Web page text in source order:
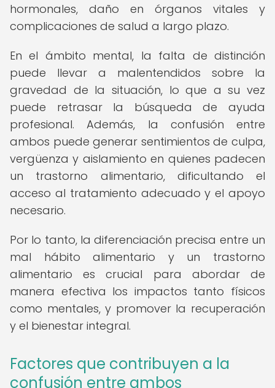
hormonales, daño en órganos vitales y
complicaciones de salud a largo plazo.
En el ámbito mental, la falta de distinción
puede llevar a malentendidos sobre la
gravedad de la situación, lo que a su vez
puede retrasar la búsqueda de ayuda
profesional. Además, la confusión entre
ambos puede generar sentimientos de culpa,
vergüenza y aislamiento en quienes padecen
un trastorno alimentario, dificultando el
acceso al tratamiento adecuado y el apoyo
necesario.
Por lo tanto, la diferenciación precisa entre un
mal hábito alimentario y un trastorno
alimentario es crucial para abordar de
manera efectiva los impactos tanto físicos
como mentales, y promover la recuperación
y el bienestar integral.
Factores que contribuyen a la
confusión entre ambos